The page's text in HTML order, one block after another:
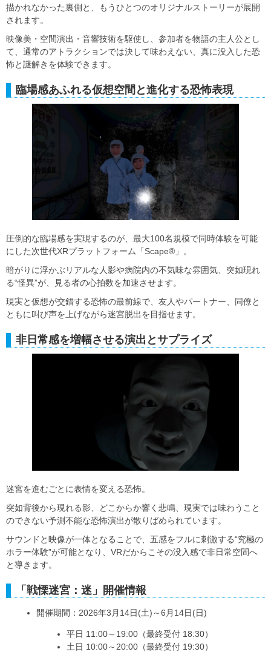
描かれなかった裏側と、もうひとつのオリジナルストーリーが展開
されます。
映像美・空間演出・音響技術を駆使し、参加者を物語の主人公とし
て、通常のアトラクションでは決して味わえない、真に没入した恐
怖と謎解きを体験できます。
臨場感あふれる仮想空間と進化する恐怖表現
圧倒的な臨場感を実現するのが、最大100名規模で同時体験を可能
にした次世代XRプラットフォーム「Scape®」。
暗がりに浮かぶリアルな人影や病院内の不気味な雰囲気、突如現れ
る“怪異”が、見る者の心拍数を加速させます。
現実と仮想が交錯する恐怖の最前線で、友人やパートナー、同僚と
ともに叫び声を上げながら迷宮脱出を目指せます。
非日常感を増幅させる演出とサプライズ
迷宮を進むごとに表情を変える恐怖。
突如背後から現れる影、どこからか響く悲鳴、現実では味わうこと
のできない予測不能な恐怖演出が散りばめられています。
サウンドと映像が一体となることで、五感をフルに刺激する“究極の
ホラー体験”が可能となり、VRだからこその没入感で非日常空間へ
と導きます。
「戦慄迷宮：迷」開催情報
開催期間：2026年3月14日(土)～6月14日(日)
平日 11:00～19:00（最終受付 18:30）
土日 10:00～20:00（最終受付 19:30）